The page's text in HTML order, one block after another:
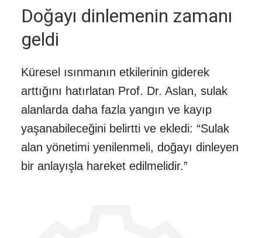
Doğayı dinlemenin zamanı
geldi
Küresel ısınmanın etkilerinin giderek
arttığını hatırlatan Prof. Dr. Aslan, sulak
alanlarda daha fazla yangın ve kayıp
yaşanabileceğini belirtti ve ekledi: “Sulak
alan yönetimi yenilenmeli, doğayı dinleyen
bir anlayışla hareket edilmelidir.”